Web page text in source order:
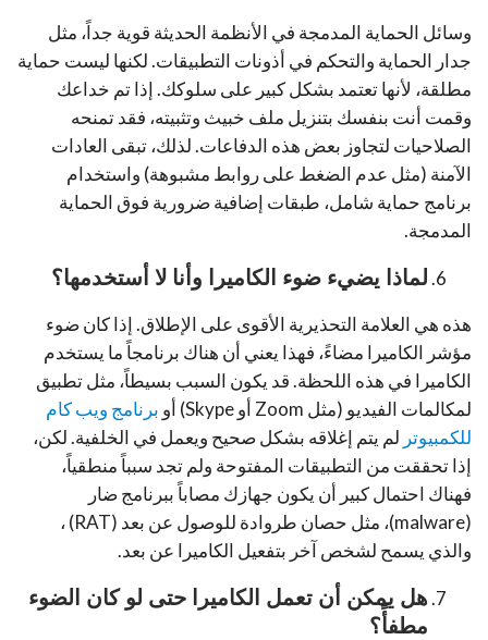
وسائل الحماية المدمجة في الأنظمة الحديثة قوية جداً، مثل
جدار الحماية والتحكم في أذونات التطبيقات. لكنها ليست حماية
مطلقة، لأنها تعتمد بشكل كبير على سلوكك. إذا تم خداعك
وقمت أنت بنفسك بتنزيل ملف خبيث وتثبيته، فقد تمنحه
الصلاحيات لتجاوز بعض هذه الدفاعات. لذلك، تبقى العادات
الآمنة (مثل عدم الضغط على روابط مشبوهة) واستخدام
برنامج حماية شامل، طبقات إضافية ضرورية فوق الحماية
المدمجة.
لماذا يضيء ضوء الكاميرا وأنا لا أستخدمها؟
هذه هي العلامة التحذيرية الأقوى على الإطلاق. إذا كان ضوء
مؤشر الكاميرا مضاءً، فهذا يعني أن هناك برنامجاً ما يستخدم
الكاميرا في هذه اللحظة. قد يكون السبب بسيطاً، مثل تطبيق
لمكالمات الفيديو (مثل Zoom أو Skype) أو
برنامج ويب كام
للكمبيوتر لم يتم إغلاقه بشكل صحيح ويعمل في الخلفية. لكن،
إذا تحققت من التطبيقات المفتوحة ولم تجد سبباً منطقياً،
فهناك احتمال كبير أن يكون جهازك مصاباً ببرنامج ضار
(malware)، مثل حصان طروادة للوصول عن بعد (RAT) ،
والذي يسمح لشخص آخر بتفعيل الكاميرا عن بعد.
هل يمكن أن تعمل الكاميرا حتى لو كان الضوء
مطفأً؟